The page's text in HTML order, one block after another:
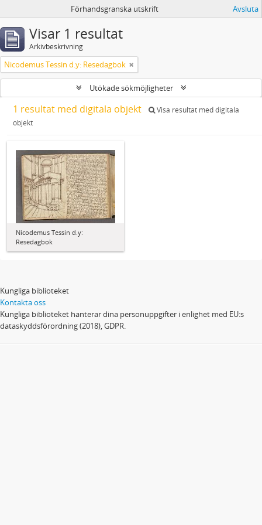
Förhandsgranska utskrift Avsluta
Visar 1 resultat
Arkivbeskrivning
Nicodemus Tessin d.y: Resedagbok
Utökade sökmöjligheter
1 resultat med digitala objekt
Visa resultat med digitala
objekt
Nicodemus Tessin d.y:
Resedagbok
Kungliga biblioteket
Kontakta oss
Kungliga biblioteket hanterar dina personuppgifter i enlighet med EU:s
dataskyddsförordning (2018), GDPR.